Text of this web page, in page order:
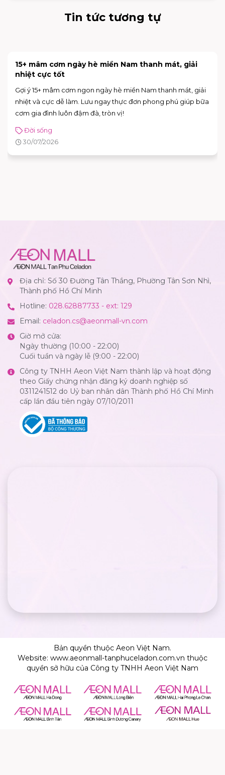
Tin tức tương tự
15+ mâm cơm ngày hè miền Nam thanh mát, giải
nhiệt cực tốt
Gợi ý 15+ mâm cơm ngon ngày hè miền Nam thanh mát, giải
nhiệt và cực dễ làm. Lưu ngay thực đơn phong phú giúp bữa
cơm gia đình luôn đậm đà, tròn vị!
Đời sống
30/07/2026
Địa chỉ: Số 30 Đường Tân Thắng, Phường Tân Sơn Nhì,
Thành phố Hồ Chí Minh
Hotline: 028.62887733 - ext: 129
Email: celadon.cs@aeonmall-vn.com
Giờ mở cửa:
Ngày thường (10:00 - 22:00)
Cuối tuần và ngày lễ (9:00 - 22:00)
Công ty TNHH Aeon Việt Nam thành lập và hoạt động
theo Giấy chứng nhận đăng ký doanh nghiệp số
0311241512 do Uỷ ban nhân dân Thành phố Hồ Chí Minh
cấp lần đầu tiên ngày 07/10/2011
Bản quyền thuộc Aeon Việt Nam.
Website: www.aeonmall-tanphuceladon.com.vn thuộc
quyền sở hữu của Công ty TNHH Aeon Việt Nam